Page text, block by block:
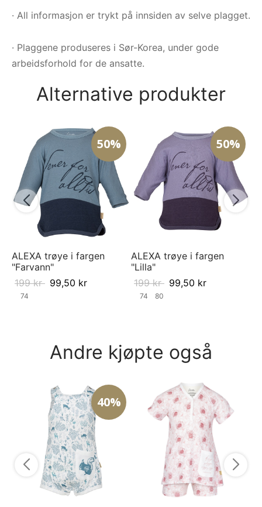
· All informasjon er trykt på innsiden av selve plagget.
· Plaggene produseres i Sør-Korea, under gode
arbeidsforhold for de ansatte.
Alternative produkter
50%
ALEXA trøye i fargen
"Farvann"
199kr 99,50 kr
74
50%
ALEXA trøye i fargen
"Lilla"
199kr 99,50 kr
74 80
Andre kjøpte også
40%